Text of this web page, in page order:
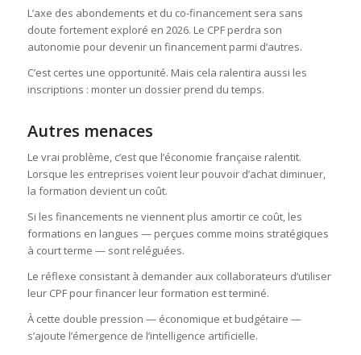
L’axe des abondements et du co-financement sera sans
doute fortement exploré en 2026. Le CPF perdra son
autonomie pour devenir un financement parmi d’autres.
C’est certes une opportunité. Mais cela ralentira aussi les
inscriptions : monter un dossier prend du temps.
Autres menaces
Le vrai problème, c’est que l’économie française ralentit.
Lorsque les entreprises voient leur pouvoir d’achat diminuer,
la formation devient un coût.
Si les financements ne viennent plus amortir ce coût, les
formations en langues — perçues comme moins stratégiques
à court terme — sont reléguées.
Le réflexe consistant à demander aux collaborateurs d’utiliser
leur CPF pour financer leur formation est terminé.
À cette double pression — économique et budgétaire —
s’ajoute l’émergence de l’intelligence artificielle.